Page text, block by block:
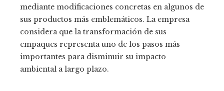
mediante modificaciones concretas en algunos de
sus productos más emblemáticos. La empresa
considera que la transformación de sus
empaques representa uno de los pasos más
importantes para disminuir su impacto
ambiental a largo plazo.